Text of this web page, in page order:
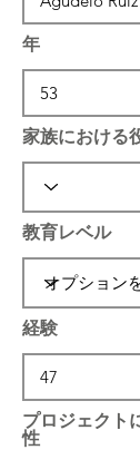
年
家族における
教育レベル
経験
プロジェクト
性